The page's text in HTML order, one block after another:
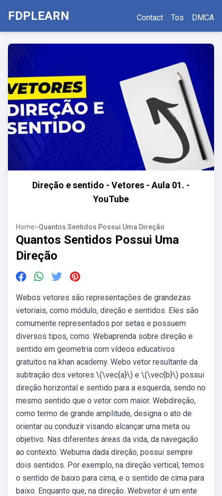
FDPLEARN Contact Tos DMCA
Direção e sentido - Vetores - Aula 01. -
YouTube
Home>Quantos Sentidos Possui Uma Direção
Quantos Sentidos Possui Uma
Direção
Webos vetores são representações de grandezas
vetoriais, como módulo, direção e sentidos. Eles são
comumente representados por setas e possuem
diversos tipos, como: Webaprenda sobre direção e
sentido em geometria com vídeos educativos
gratuitos na khan academy. Webo vetor resultante da
subtração dos vetores \(\vec{a}\) e \(\vec{b}\) possui
direção horizontal e sentido para a esquerda, sendo no
mesmo sentido que o vetor com maior. Webdireção,
como termo de grande amplitude, designa o ato de
orientar ou conduzir visando alcançar uma meta ou
objetivo. Nas diferentes áreas da vida, da navegação
ao contexto. Webuma dada direção, possui sempre
dois sentidos. Por exemplo, na direção vertical, temos
o sentido de baixo para cima, e o sentido de cima para
baixo. Enquanto que, na direção. Webvetor é um ente